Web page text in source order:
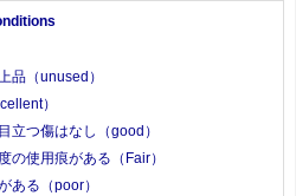
品（unused）
）
立つ傷はなし（good）
の使用痕がある（Fair）
ある（poor）